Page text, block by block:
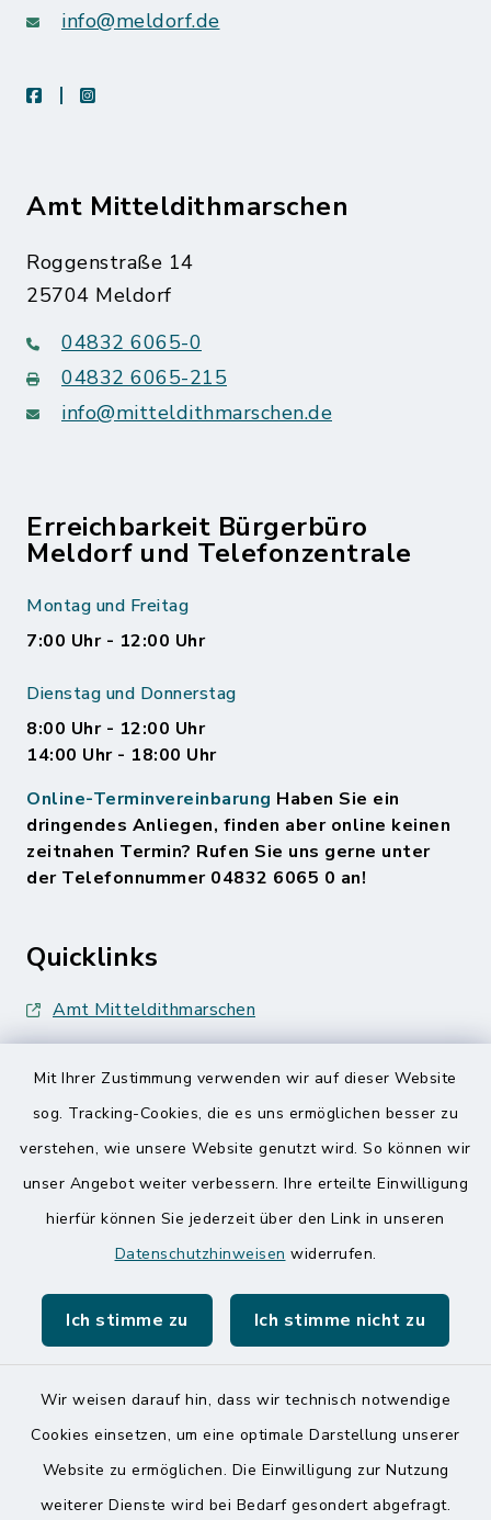
Mit Ihrer Zustimmung verwenden wir auf dieser Website
sog. Tracking-Cookies, die es uns ermöglichen besser zu
verstehen, wie unsere Website genutzt wird. So können wir
unser Angebot weiter verbessern. Ihre erteilte Einwilligung
hierfür können Sie jederzeit über den Link in unseren
Datenschutzhinweisen widerrufen.
Ich stimme zu Ich stimme nicht zu
Wir weisen darauf hin, dass wir technisch notwendige
Cookies einsetzen, um eine optimale Darstellung unserer
Website zu ermöglichen. Die Einwilligung zur Nutzung
weiterer Dienste wird bei Bedarf gesondert abgefragt.
info@meldorf.de
facebookinstagram
Amt Mitteldithmarschen
Roggenstraße 14
25704 Meldorf
04832 6065-0
04832 6065-215
info@mitteldithmarschen.de
Erreichbarkeit Bürgerbüro
Meldorf und Telefonzentrale
Montag und Freitag
7:00 Uhr - 12:00 Uhr
Dienstag und Donnerstag
8:00 Uhr - 12:00 Uhr
14:00 Uhr - 18:00 Uhr
Online-Terminvereinbarung Haben Sie ein
dringendes Anliegen, finden aber online keinen
zeitnahen Termin? Rufen Sie uns gerne unter
der Telefonnummer 04832 6065 0 an!
Quicklinks
Amt Mitteldithmarschen
Nationalpark Wattenmeer
Kontakt
Barrierefreiheit
Impressum
Sitemap